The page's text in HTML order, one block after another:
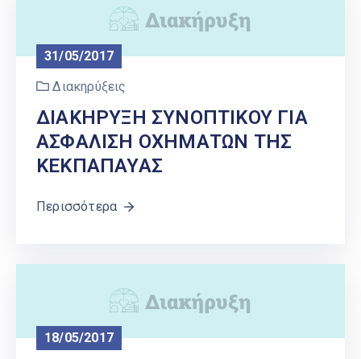
31/05/2017
Διακηρύξεις
ΔΙΑΚΗΡΥΞΗ ΣΥΝΟΠΤΙΚΟΥ ΓΙΑ
ΑΣΦΑΛΙΣΗ ΟΧΗΜΑΤΩΝ ΤΗΣ
ΚΕΚΠΑΠΑΥΑΣ
Περισσότερα
18/05/2017